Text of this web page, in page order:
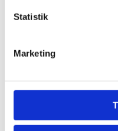
Statistik
Marketing
Ønsker du en lånebil?
Nej tak